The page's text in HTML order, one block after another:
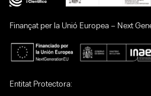
Finançat per la Unió Europea – Next
Entitat Protectora: